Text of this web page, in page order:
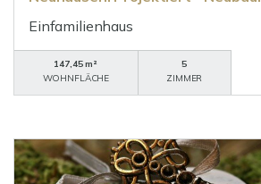
Einfamilienhaus
147,45 m²
WOHNFLÄCHE
5
ZIMMER